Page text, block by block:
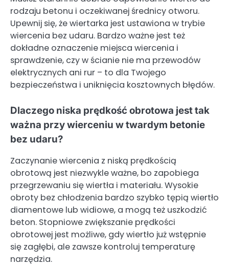
rodzaju betonu i oczekiwanej średnicy otworu.
Upewnij się, że wiertarka jest ustawiona w trybie
wiercenia bez udaru. Bardzo ważne jest też
dokładne oznaczenie miejsca wiercenia i
sprawdzenie, czy w ścianie nie ma przewodów
elektrycznych ani rur – to dla Twojego
bezpieczeństwa i uniknięcia kosztownych błędów.
Dlaczego niska prędkość obrotowa jest tak
ważna przy wierceniu w twardym betonie
bez udaru?
Zaczynanie wiercenia z niską prędkością
obrotową jest niezwykle ważne, bo zapobiega
przegrzewaniu się wiertła i materiału. Wysokie
obroty bez chłodzenia bardzo szybko tępią wiertło
diamentowe lub widiowe, a mogą też uszkodzić
beton. Stopniowe zwiększanie prędkości
obrotowej jest możliwe, gdy wiertło już wstępnie
się zagłębi, ale zawsze kontroluj temperaturę
narzędzia.